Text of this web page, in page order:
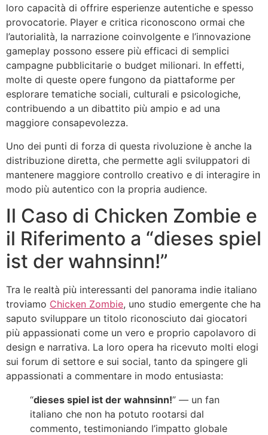
loro capacità di offrire esperienze autentiche e spesso
provocatorie. Player e critica riconoscono ormai che
l’autorialità, la narrazione coinvolgente e l’innovazione
gameplay possono essere più efficaci di semplici
campagne pubblicitarie o budget milionari. In effetti,
molte di queste opere fungono da piattaforme per
esplorare tematiche sociali, culturali e psicologiche,
contribuendo a un dibattito più ampio e ad una
maggiore consapevolezza.
Uno dei punti di forza di questa rivoluzione è anche la
distribuzione diretta, che permette agli sviluppatori di
mantenere maggiore controllo creativo e di interagire in
modo più autentico con la propria audience.
Il Caso di Chicken Zombie e
il Riferimento a “dieses spiel
ist der wahnsinn!”
Tra le realtà più interessanti del panorama indie italiano
troviamo Chicken Zombie, uno studio emergente che ha
saputo sviluppare un titolo riconosciuto dai giocatori
più appassionati come un vero e proprio capolavoro di
design e narrativa. La loro opera ha ricevuto molti elogi
sui forum di settore e sui social, tanto da spingere gli
appassionati a commentare in modo entusiasta:
“dieses spiel ist der wahnsinn!” — un fan
italiano che non ha potuto rootarsi dal
commento, testimoniando l’impatto globale